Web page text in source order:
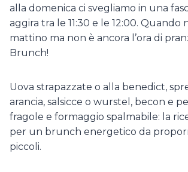
alla domenica ci svegliamo in una
aggira tra le 11:30 e le 12:00. Quando
mattino ma non è ancora l’ora di
Brunch!
Uova strapazzate o alla benedict,
arancia, salsicce o wurstel, becon e
fragole e formaggio spalmabile: la
per un brunch energetico da
piccoli.